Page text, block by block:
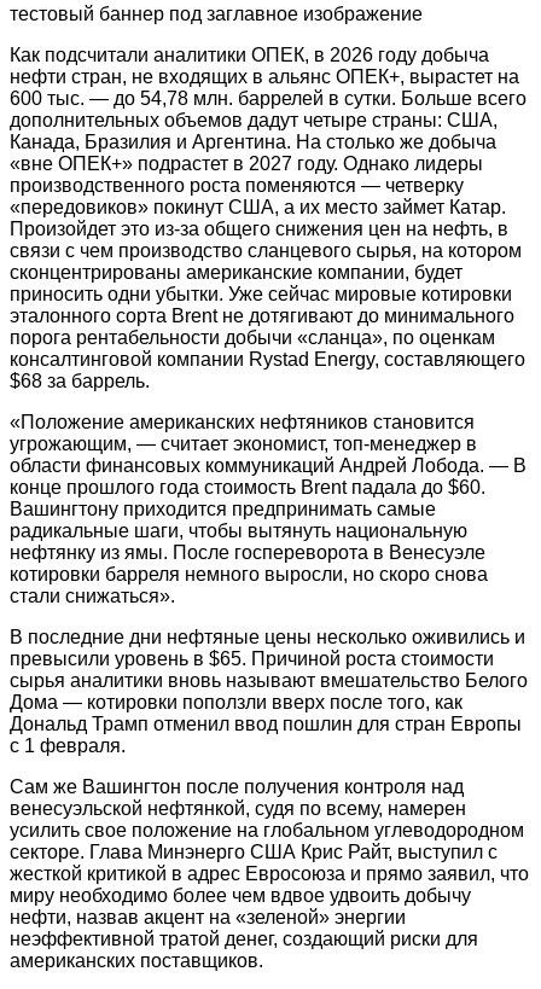
тестовый баннер под заглавное изображение
Как подсчитали аналитики ОПЕК, в 2026 году добыча
нефти стран, не входящих в альянс ОПЕК+, вырастет на
600 тыс. — до 54,78 млн. баррелей в сутки. Больше всего
дополнительных объемов дадут четыре страны: США,
Канада, Бразилия и Аргентина. На столько же добыча
«вне ОПЕК+» подрастет в 2027 году. Однако лидеры
производственного роста поменяются — четверку
«передовиков» покинут США, а их место займет Катар.
Произойдет это из-за общего снижения цен на нефть, в
связи с чем производство сланцевого сырья, на котором
сконцентрированы американские компании, будет
приносить одни убытки. Уже сейчас мировые котировки
эталонного сорта Brent не дотягивают до минимального
порога рентабельности добычи «сланца», по оценкам
консалтинговой компании Rystad Energy, составляющего
$68 за баррель.
«Положение американских нефтяников становится
угрожающим, — считает экономист, топ-менеджер в
области финансовых коммуникаций Андрей Лобода. — В
конце прошлого года стоимость Brent падала до $60.
Вашингтону приходится предпринимать самые
радикальные шаги, чтобы вытянуть национальную
нефтянку из ямы. После госпереворота в Венесуэле
котировки барреля немного выросли, но скоро снова
стали снижаться».
В последние дни нефтяные цены несколько оживились и
превысили уровень в $65. Причиной роста стоимости
сырья аналитики вновь называют вмешательство Белого
Дома — котировки поползли вверх после того, как
Дональд Трамп отменил ввод пошлин для стран Европы
с 1 февраля.
Сам же Вашингтон после получения контроля над
венесуэльской нефтянкой, судя по всему, намерен
усилить свое положение на глобальном углеводородном
секторе. Глава Минэнерго США Крис Райт, выступил с
жесткой критикой в адрес Евросоюза и прямо заявил, что
миру необходимо более чем вдвое удвоить добычу
нефти, назвав акцент на «зеленой» энергии
неэффективной тратой денег, создающий риски для
американских поставщиков.